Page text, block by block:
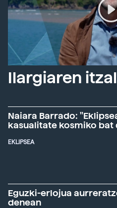
Ilargiaren
Naiara Barrado:
kasualitate kosmiko bat
EKLIPSEA
Eguzki-erlojua
denean